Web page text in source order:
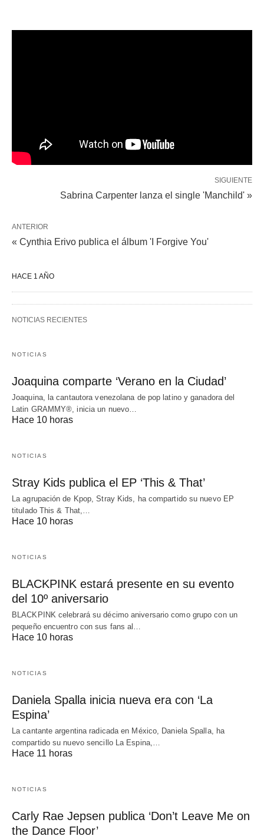
SIGUIENTE
Sabrina Carpenter lanza el single 'Manchild' »
ANTERIOR
« Cynthia Erivo publica el álbum 'I Forgive You'
HACE 1 AÑO
NOTICIAS RECIENTES
NOTICIAS
Joaquina comparte ‘Verano en la Ciudad’
Joaquina, la cantautora venezolana de pop latino y ganadora del
Latin GRAMMY®, inicia un nuevo…
Hace 10 horas
NOTICIAS
Stray Kids publica el EP ‘This & That’
La agrupación de Kpop, Stray Kids, ha compartido su nuevo EP
titulado This & That,…
Hace 10 horas
NOTICIAS
BLACKPINK estará presente en su evento
del 10º aniversario
BLACKPINK celebrará su décimo aniversario como grupo con un
pequeño encuentro con sus fans al…
Hace 10 horas
NOTICIAS
Daniela Spalla inicia nueva era con ‘La
Espina’
La cantante argentina radicada en México, Daniela Spalla, ha
compartido su nuevo sencillo La Espina,…
Hace 11 horas
NOTICIAS
Carly Rae Jepsen publica ‘Don’t Leave Me on
the Dance Floor’